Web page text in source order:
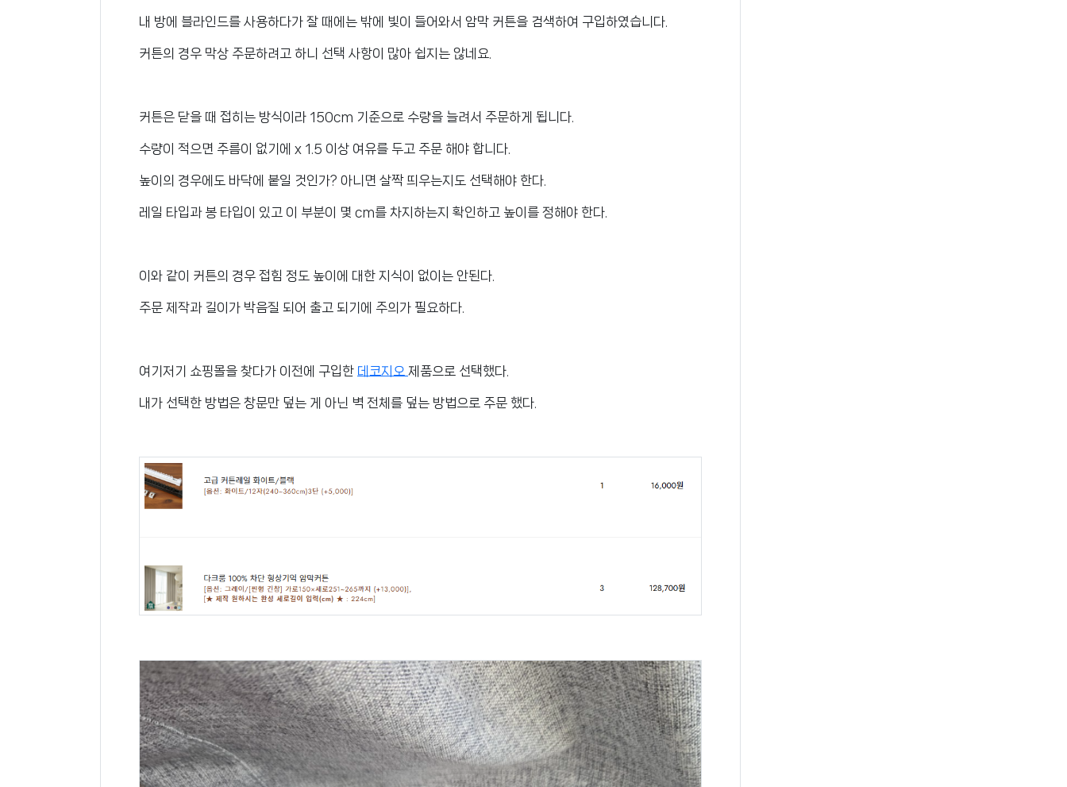
내 방에 블라인드를 사용하다가 잘 때에는 밖에 빛이 들어와서 암막 커튼을 검색하여 구입하였습니다.
커튼의 경우 막상 주문하려고 하니 선택 사항이 많아 쉽지는 않네요.
커튼은 닫을 때 접히는 방식이라 150cm 기준으로 수량을 늘려서 주문하게 됩니다.
수량이 적으면 주름이 없기에 x 1.5 이상 여유를 두고 주문 해야 합니다.
높이의 경우에도 바닥에 붙일 것인가? 아니면 살짝 띄우는지도 선택해야 한다.
레일 타입과 봉 타입이 있고 이 부분이 몇 cm를 차지하는지 확인하고 높이를 정해야 한다.
이와 같이 커튼의 경우 접힘 정도 높이에 대한 지식이 없이는 안된다.
주문 제작과 길이가 박음질 되어 출고 되기에 주의가 필요하다.
여기저기 쇼핑몰을 찾다가 이전에 구입한 데코지오 제품으로 선택했다.
내가 선택한 방법은 창문만 덮는 게 아닌 벽 전체를 덮는 방법으로 주문 했다.